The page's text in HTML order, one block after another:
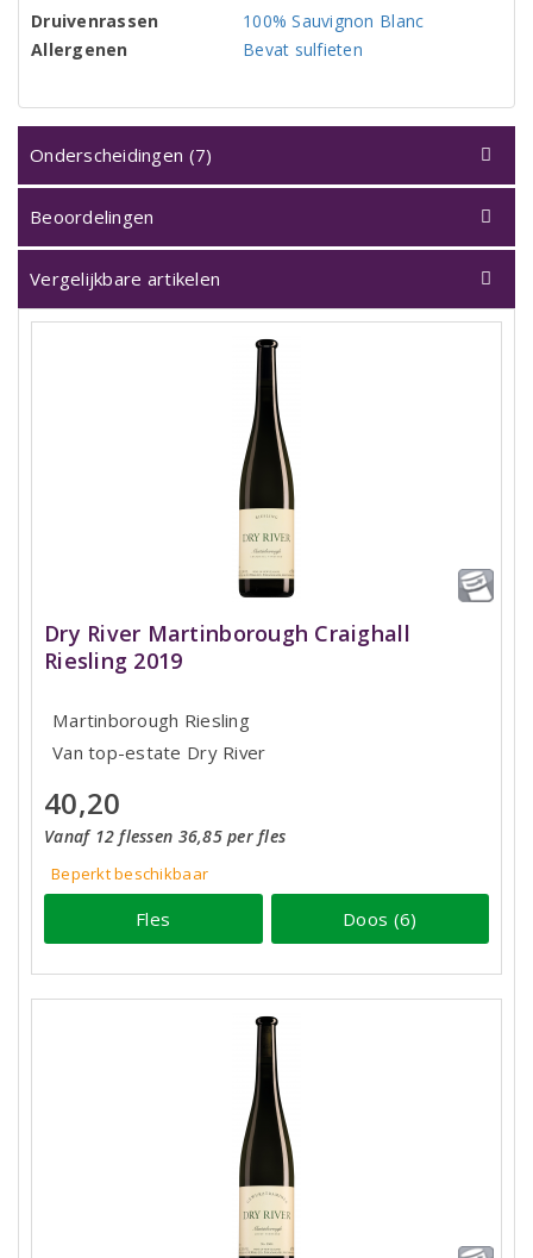
Druivenrassen
100% Sauvignon Blanc
Allergenen
Bevat sulfieten
Onderscheidingen (7)
Beoordelingen
Vergelijkbare artikelen
Dry River Martinborough Craighall
Riesling 2019
Martinborough Riesling
Van top-estate Dry River
40,20
Vanaf 12 flessen 36,85 per fles
Beperkt beschikbaar
Fles Doos (6)